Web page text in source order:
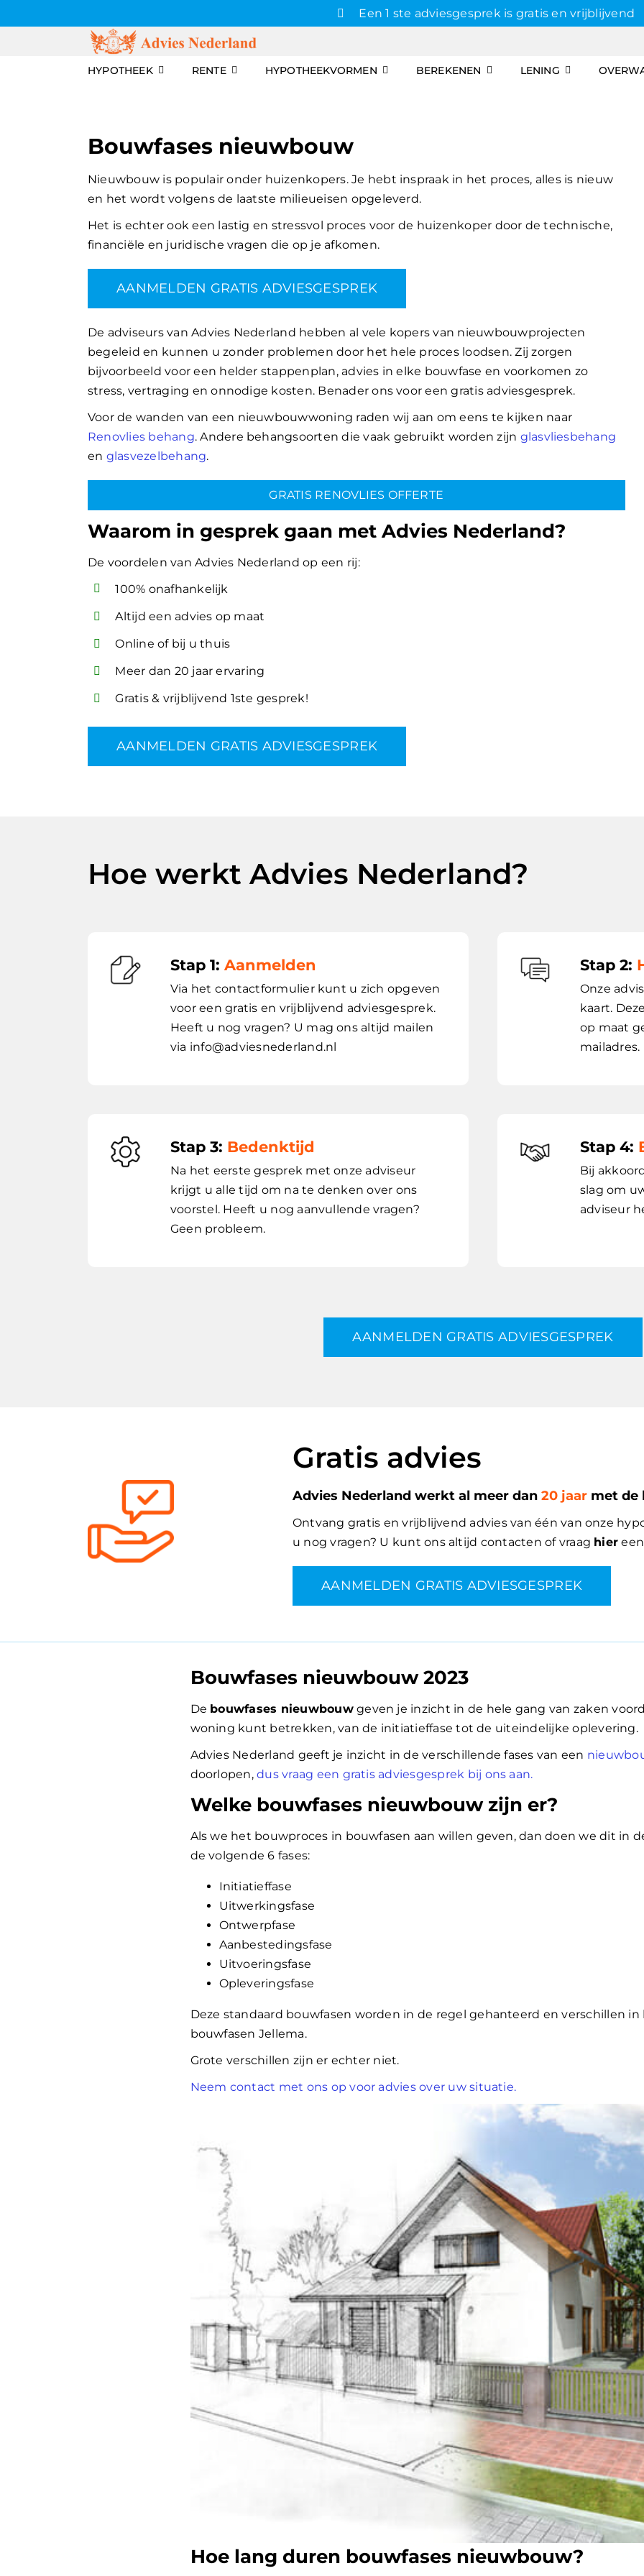
to
Een 1 ste adviesgesprek is gratis en vrijblijvend
HYPOTHEEK RENTE HYPOTHEEKVORMEN BEREKENEN LENING
Bouwfases nieuwbouw
Nieuwbouw is populair onder huizenkopers. Je hebt inspraak in het proces, alles is nieuw
en het wordt volgens de laatste milieueisen opgeleverd.
Het is echter ook een lastig en stressvol proces voor de huizenkoper door de technische,
financiële en juridische vragen die op je afkomen.
AANMELDEN GRATIS ADVIESGESPREK
De adviseurs van Advies Nederland hebben al vele kopers van nieuwbouwprojecten
begeleid en kunnen u zonder problemen door het hele proces loodsen. Zij zorgen
bijvoorbeeld voor een helder stappenplan, advies in elke bouwfase en voorkomen zo
stress, vertraging en onnodige kosten. Benader ons voor een gratis adviesgesprek.
Voor de wanden van een nieuwbouwwoning raden wij aan om eens te kijken naar
Renovlies behang. Andere behangsoorten die vaak gebruikt worden zijn glasvliesbehang
en glasvezelbehang.
GRATIS RENOVLIES OFFERTE
Waarom in gesprek gaan met Advies Nederland?
De voordelen van Advies Nederland op een rij:
100% onafhankelijk
Altijd een advies op maat
Online of bij u thuis
Meer dan 20 jaar ervaring
Gratis & vrijblijvend 1ste gesprek!
AANMELDEN GRATIS ADVIESGESPREK
Hoe werkt Advies Nederland?
Stap 1: Aanmelden
Via het contactformulier kunt u zich opgeven
voor een gratis en vrijblijvend adviesgesprek.
Heeft u nog vragen? U mag ons altijd mailen
via info@adviesnederland.nl
Stap 2:
Onze
kaart.
op maat
mailadres.
Stap 3: Bedenktijd
Na het eerste gesprek met onze adviseur
krijgt u alle tijd om na te denken over ons
voorstel. Heeft u nog aanvullende vragen?
Geen probleem.
Stap 4:
Bij
slag om
adviseur
AANMELDEN GRATIS ADVIESGESPREK
Gratis advies
Advies Nederland werkt al meer dan 20 jaar met de
Ontvang gratis en vrijblijvend advies van één van onze
u nog vragen? U kunt ons altijd contacten of vraag hier
AANMELDEN GRATIS ADVIESGESPREK
Bouwfases nieuwbouw 2023
De bouwfases nieuwbouwgeven je inzicht in de hele gang van zaken
woning kunt betrekken, van de initiatieffase tot de uiteindelijke oplevering.
Advies Nederland geeft je inzicht in de verschillende fases van een
doorlopen,dus vraag een gratis adviesgesprek bij ons aan.
Welke bouwfases nieuwbouw zijn er?
Als we het bouwproces in bouwfasen aan willen geven, dan doen we dit in
de volgende 6 fases:
Initiatieffase
Uitwerkingsfase
Ontwerpfase
Aanbestedingsfase
Uitvoeringsfase
Opleveringsfase
Deze standaard bouwfasen worden in de regel gehanteerd en verschillen
bouwfasen Jellema.
Grote verschillen zijn er echter niet.
Neem contact met ons op voor advies over uw situatie.
Hoe lang duren bouwfases nieuwbouw?